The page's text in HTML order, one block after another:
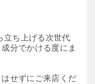
立ち上げる次世代
分でかける度にま
せずにご来店くだ